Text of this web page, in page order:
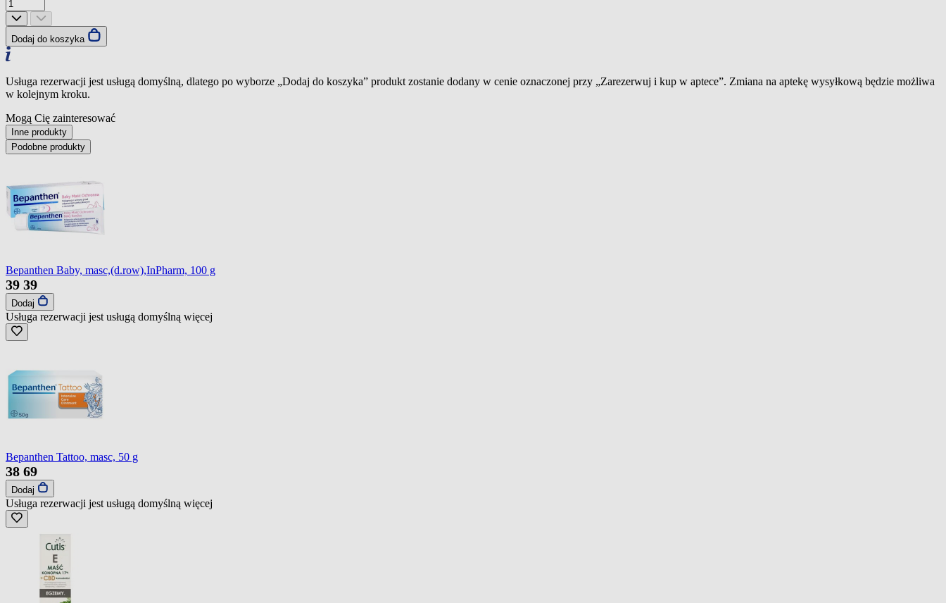
Dodaj do koszyka
Usługa rezerwacji jest usługą domyślną, dlatego po wyborze „Dodaj do koszyka” produkt zostanie dodany w cenie oznaczonej przy „Zarezerwuj i kup w aptece”. Zmiana na aptekę wysyłkową będzie możliwa
w kolejnym kroku.
Mogą Cię zainteresować
Inne produkty
Podobne produkty
Bepanthen Baby, masc,(d.row),InPharm, 100 g
39 39
Dodaj
Usługa rezerwacji jest usługą domyślną więcej
Bepanthen Tattoo, masc, 50 g
38 69
Dodaj
Usługa rezerwacji jest usługą domyślną więcej